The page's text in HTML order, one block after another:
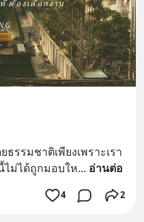
รรมชาติเพียงเพราะเรา
ไม่ได้ถูกมอบให... อ่านต่อ
4 2